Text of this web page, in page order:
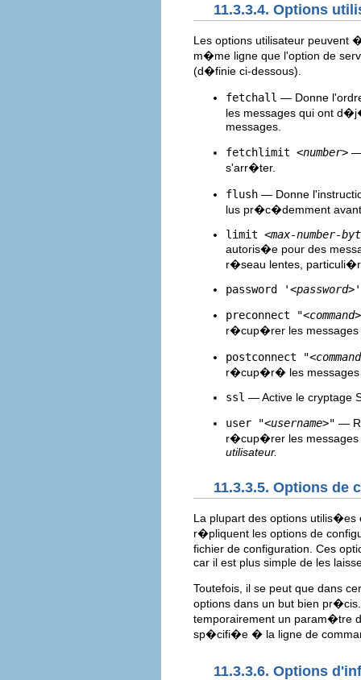
11.3.3.4. Options
Les options utilisateur peuvent
m�me ligne que l'option de
(d�finie ci-dessous).
fetchall — Donne
les messages qui ont
messages.
fetchlimit <number> —
s'arr�ter.
flush — Donne
lus pr�c�demment
limit <max-number-
autoris�e pour des
r�seau lentes,
password '<password>'
preconnect "<command>
r�cup�rer les messages
postconnect "
r�cup�r� les messages
ssl — Active le cryptage
user "<username>" —
r�cup�rer les
utilisateur.
11.3.3.5. Options de
La plupart des options
r�pliquent les options de
fichier de configuration. Ces
car il est plus simple de les
Toutefois, il se peut que dans
options dans un but bien
temporairement un param�tre
sp�cifi�e � la ligne de
11.3.3.6. Options